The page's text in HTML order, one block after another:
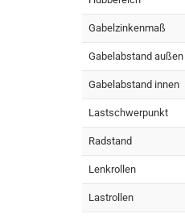
Gabelzinkenmaß
Gabelabstand außen
Gabelabstand innen
Lastschwerpunkt
Radstand
Lenkrollen
Lastrollen